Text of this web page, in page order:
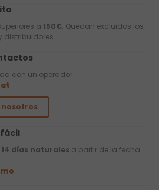
a 150€. Quedan excluidos los
distribuidores.
con un operador
nosotros
14 días naturales a partir de la fecha